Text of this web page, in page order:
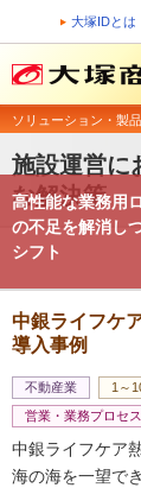
大塚IDとは
ソリューション・製品
施設運営に
な解決策
高性能な業務用
の不足を解消し
シフト
中銀ライフケ
導入事例
不動産業 1～
営業・業務プロセ
中銀ライフケア
海の海を一望で